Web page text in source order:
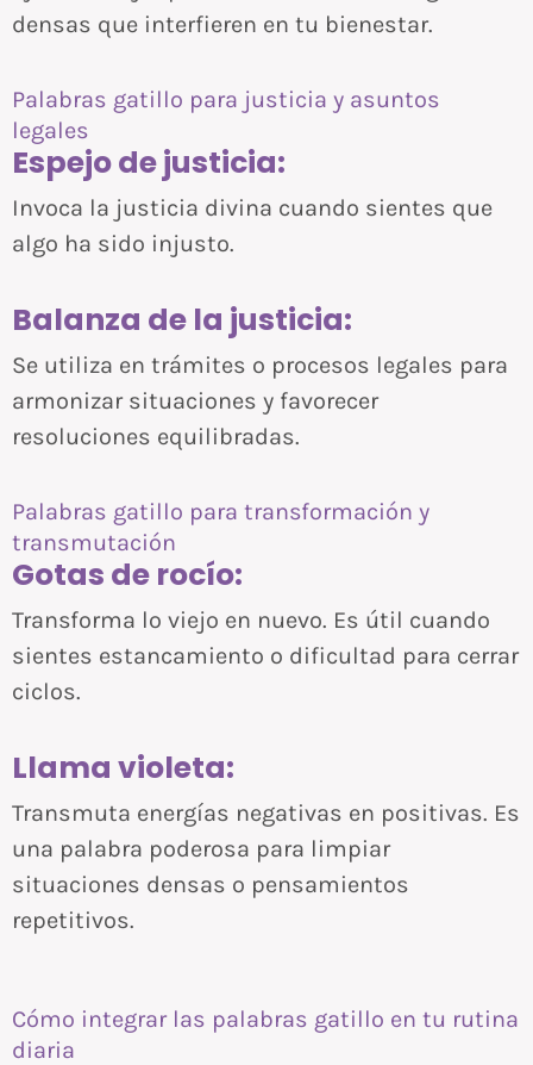
densas que interfieren en tu bienestar.
Palabras gatillo para justicia y asuntos
legales
Espejo de justicia:
Invoca la justicia divina cuando sientes que
algo ha sido injusto.
Balanza de la justicia:
Se utiliza en trámites o procesos legales para
armonizar situaciones y favorecer
resoluciones equilibradas.
Palabras gatillo para transformación y
transmutación
Gotas de rocío:
Transforma lo viejo en nuevo. Es útil cuando
sientes estancamiento o dificultad para cerrar
ciclos.
Llama violeta:
Transmuta energías negativas en positivas. Es
una palabra poderosa para limpiar
situaciones densas o pensamientos
repetitivos.
Cómo integrar las palabras gatillo en tu rutina
diaria